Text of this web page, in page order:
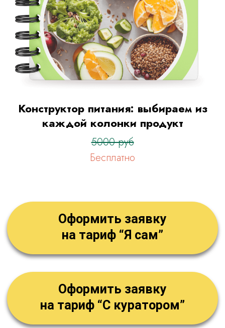
Конструктор питания: выбираем из
каждой колонки продукт
5000 руб
Бесплатно